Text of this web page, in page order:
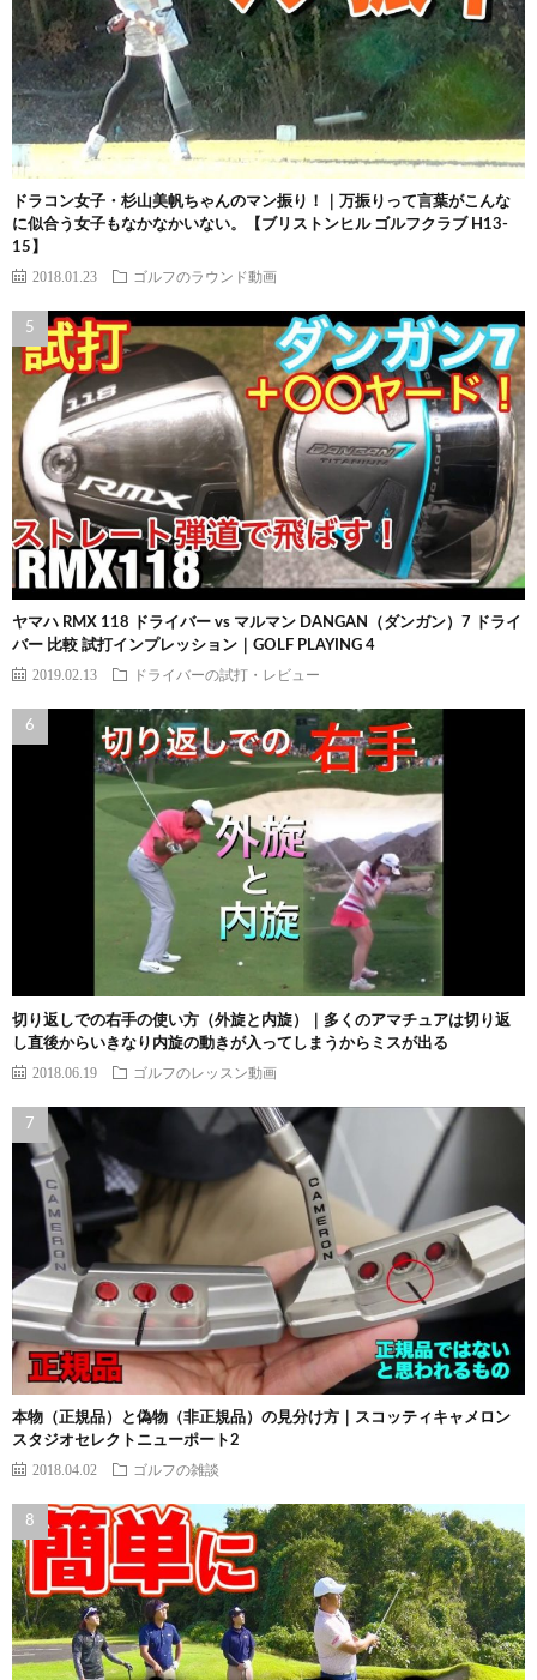
ドラコン女子・杉山美帆ちゃんのマン振り！｜万振りって言葉がこんな
に似合う女子もなかなかいない。【ブリストンヒル ゴルフクラブ H13-
15】
2018.01.23 ゴルフのラウンド動画
ヤマハ RMX 118 ドライバー vs マルマン DANGAN（ダンガン）7 ドライ
バー 比較 試打インプレッション｜GOLF PLAYING 4
2019.02.13 ドライバーの試打・レビュー
切り返しでの右手の使い方（外旋と内旋）｜多くのアマチュアは切り返
し直後からいきなり内旋の動きが入ってしまうからミスが出る
2018.06.19 ゴルフのレッスン動画
本物（正規品）と偽物（非正規品）の見分け方｜スコッティキャメロン
スタジオセレクトニューポート2
2018.04.02 ゴルフの雑談